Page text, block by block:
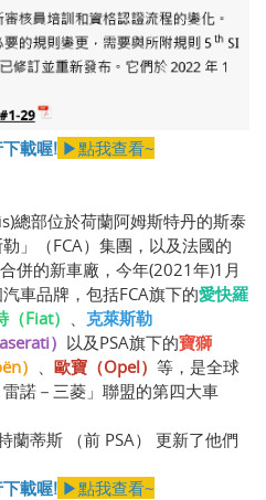
載喔! ▶點我查看~
總部位於荷蘭阿姆斯特丹的斯泰
」（FCA）集團，以及法國的
併的新車廠，今年(2021年)1月
車品牌，包括FCA旗下的愛快羅
Fiat）
克萊斯勒
） 以及PSA旗下的寶獅
） 歐寶（Opel） 等，是全球
諾－三菱」聯盟的第四大車
蘭蒂斯 （前 PSA） 更新了他們
載喔! ▶點我查看~